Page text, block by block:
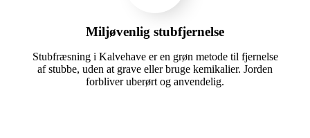
Miljøvenlig stubfjernelse
Stubfræsning i Kalvehave er en grøn metode til fjernelse
af stubbe, uden at grave eller bruge kemikalier. Jorden
forbliver uberørt og anvendelig.